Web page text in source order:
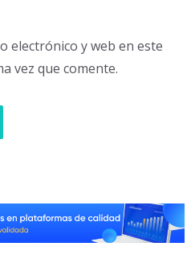
electrónico y web en este
vez que comente.